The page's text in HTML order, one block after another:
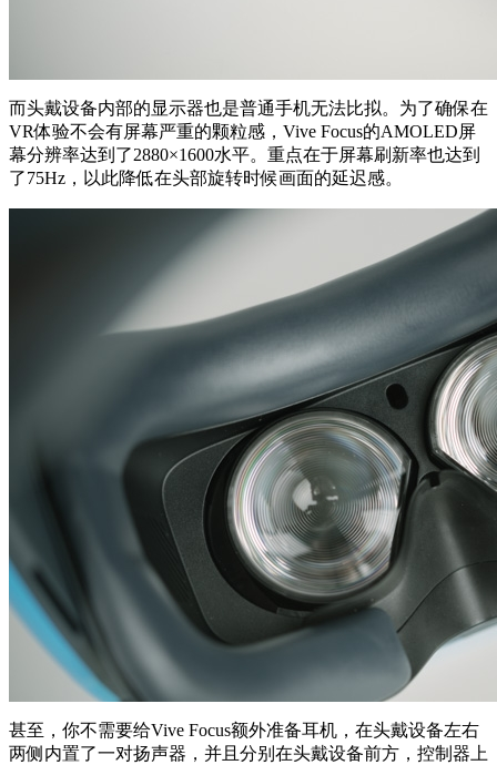
而头戴设备内部的显示器也是普通手机无法比拟。为了确保在
VR体验不会有屏幕严重的颗粒感，Vive Focus的AMOLED屏
幕分辨率达到了2880×1600水平。重点在于屏幕刷新率也达到
了75Hz，以此降低在头部旋转时候画面的延迟感。
甚至，你不需要给Vive Focus额外准备耳机，在头戴设备左右
两侧内置了一对扬声器，并且分别在头戴设备前方，控制器上